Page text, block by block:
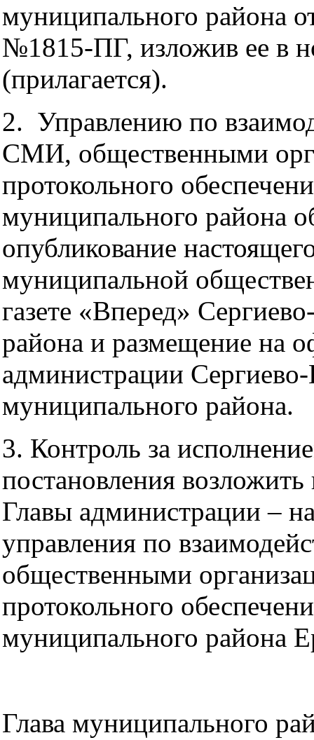
муниципального района
№1815-ПГ, изложив ее в
(прилагается).
2. Управлению по
СМИ, общественными
протокольного
муниципального района
опубликование
муниципальной
газете «Вперед»
района и размещение на
администрации
муниципального района.
3. Контроль за
постановления возложить
Главы администрации –
управления по
общественными
протокольного
муниципального района
Глава